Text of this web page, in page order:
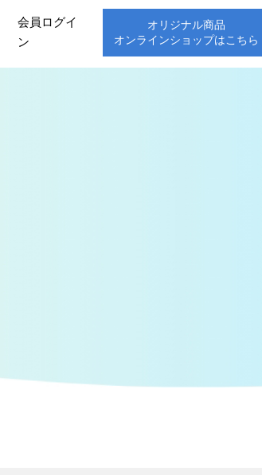
会員ログイ
ン
オリジナル商品
オンラインショップはこちら